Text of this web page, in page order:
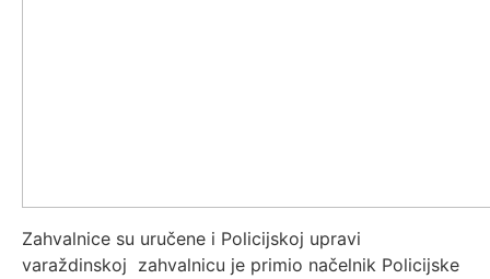
Zahvalnice su uručene i Policijskoj upravi
varaždinskoj zahvalnicu je primio načelnik Policijske